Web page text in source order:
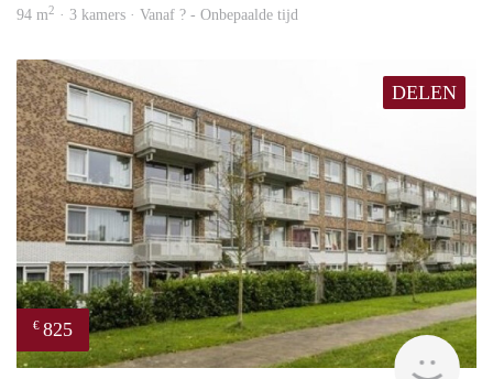
94 m2 · 3 kamers · Vanaf ? - Onbepaalde tijd
DELEN
€ 825